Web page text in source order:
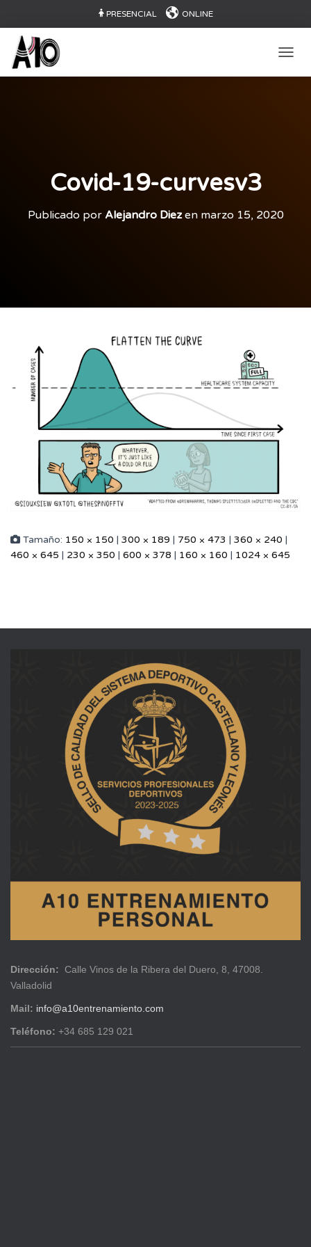
PRESENCIAL ONLINE
Covid-19-curvesv3
Publicado por Alejandro Diezen marzo 15, 2020
Tamaño: 150 × 150 | 300 × 189 | 750 × 473 | 360 × 240 |
460 × 645 | 230 × 350 | 600 × 378 | 160 × 160 | 1024 × 645
Dirección: Calle Vinos de la Ribera del Duero, 8, 47008.
Valladolid
Mail: info@a10entrenamiento.com
Teléfono: +34 685 129 021